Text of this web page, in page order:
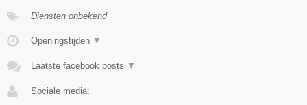
Diensten onbekend
Openingstijden ▼
Laatste facebook posts ▼
Sociale media: